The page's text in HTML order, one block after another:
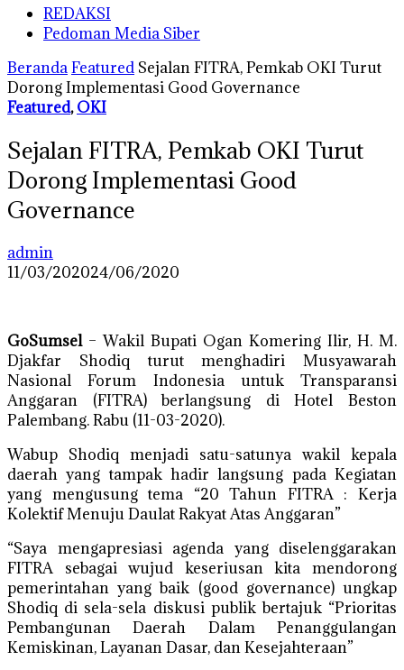
REDAKSI
Pedoman Media Siber
BerandaFeatured Sejalan FITRA, Pemkab OKI Turut
Dorong Implementasi Good Governance
Featured,OKI
Sejalan FITRA, Pemkab OKI Turut
Dorong Implementasi Good
Governance
admin
11/03/202024/06/2020
GoSumsel– Wakil Bupati Ogan Komering Ilir, H. M.
Djakfar Shodiq turut menghadiri Musyawarah
Nasional Forum Indonesia untuk Transparansi
Anggaran (FITRA) berlangsung di Hotel Beston
Palembang. Rabu (11-03-2020).
Wabup Shodiq menjadi satu-satunya wakil kepala
daerah yang tampak hadir langsung pada Kegiatan
yang mengusung tema “20 Tahun FITRA : Kerja
Kolektif Menuju Daulat Rakyat Atas Anggaran”
“Saya mengapresiasi agenda yang diselenggarakan
FITRA sebagai wujud keseriusan kita mendorong
pemerintahan yang baik (good governance) ungkap
Shodiq di sela-sela diskusi publik bertajuk “Prioritas
Pembangunan Daerah Dalam Penanggulangan
Kemiskinan, Layanan Dasar, dan Kesejahteraan”